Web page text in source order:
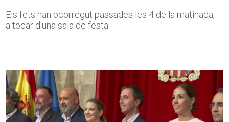
Els fets han ocorregut passades les 4 de la matinada,
a tocar d'una sala de festa